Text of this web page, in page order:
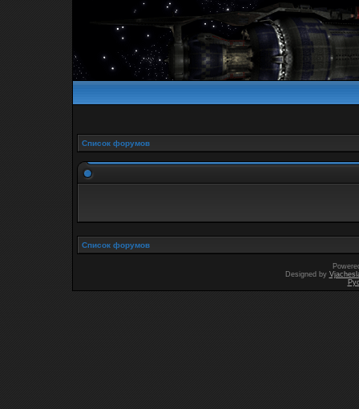
Список форумов
Список форумов
Designed by